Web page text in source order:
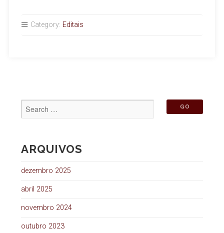
Category: Editais
ARQUIVOS
dezembro 2025
abril 2025
novembro 2024
outubro 2023